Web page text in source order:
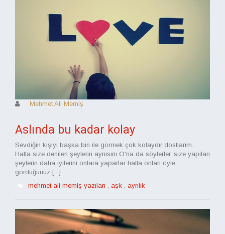
Mehmet Ali Memiş
Aslında bu kadar kolay
Sevdiğin kişiyi başka biri ile görmek çok kolaydır dostlarım.
Hatta size denilen şeylerin aynısını O'na da söylerler, size yapılan
şeylerin daha iyilerini onlara yaparlar hatta onları öyle
gördüğünüz [...]
mehmet ali memiş yazıları
aşk ayrılık